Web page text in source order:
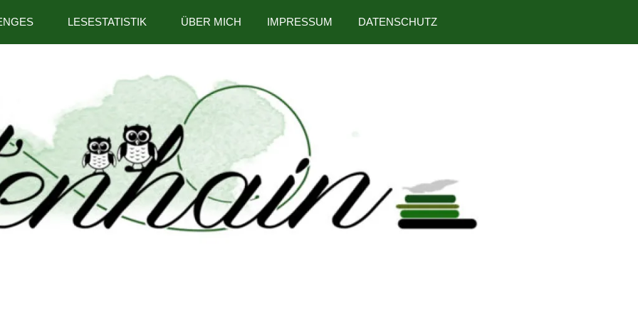
LESESTATISTIK ÜBER MICH IMPRESSUM DATENSCHUTZ